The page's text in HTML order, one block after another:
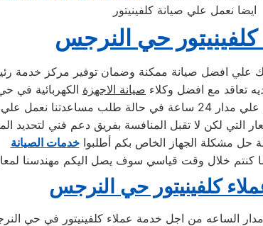
ايضا نعمل علي صيانة كلفينيتور
كلفينيتور حي النرجس
علي افضل صيانة ممكنة وضمان توفير مركز
تعاقد مع افضل وكلاء صيانة الاجهزة الكهربائية في
توصيل اجهزتكم
التي لكن لا تقبل المنافسة بفريق دعم فني لتحديد
حل مشكلة الجهاز الخاص بكم أطلبواخدمات الصيانة
كلفينيتور حي النرجس
الساعه من اجل خدمة عملاء كلفينيتور في حي